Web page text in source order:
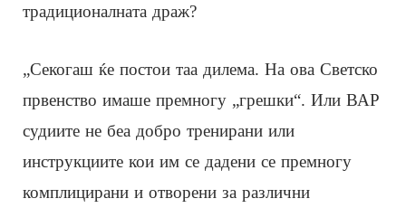
традиционалната драж?
„Секогаш ќе постои таа дилема. На ова Светско
првенство имаше премногу „грешки“. Или ВАР
судиите не беа добро тренирани или
инструкциите кои им се дадени се премногу
комплицирани и отворени за различни